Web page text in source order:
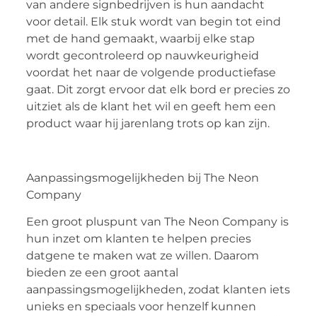
van andere signbedrijven is hun aandacht
voor detail. Elk stuk wordt van begin tot eind
met de hand gemaakt, waarbij elke stap
wordt gecontroleerd op nauwkeurigheid
voordat het naar de volgende productiefase
gaat. Dit zorgt ervoor dat elk bord er precies zo
uitziet als de klant het wil en geeft hem een
product waar hij jarenlang trots op kan zijn.
Aanpassingsmogelijkheden bij The Neon
Company
Een groot pluspunt van The Neon Company is
hun inzet om klanten te helpen precies
datgene te maken wat ze willen. Daarom
bieden ze een groot aantal
aanpassingsmogelijkheden, zodat klanten iets
unieks en speciaals voor henzelf kunnen